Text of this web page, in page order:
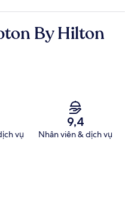
By Hilton
vụ
9,4
Nhân viên & dịch vụ